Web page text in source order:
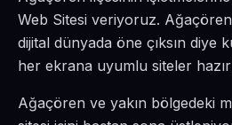
Web Sitesi veriyoruz.
dijital dünyada öne çıksın diye
her ekrana uyumlu siteler
Ağaçören ve yakın bölgedeki